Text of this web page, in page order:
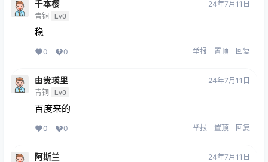
千本樱
青铜 Lv0
24年7月11日
稳
0 0 举报 置顶 回复
由贵瑛里
青铜 Lv0
24年7月11日
百度来的
0 0 举报 置顶 回复
阿斯兰 24年7月11日